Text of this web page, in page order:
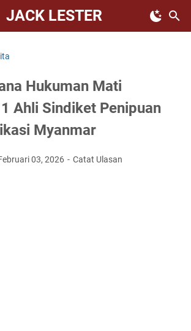
JACK LESTER
Hukuman Mati
Ahli Sindiket Penipuan
Myanmar
03, 2026 Catat Ulasan